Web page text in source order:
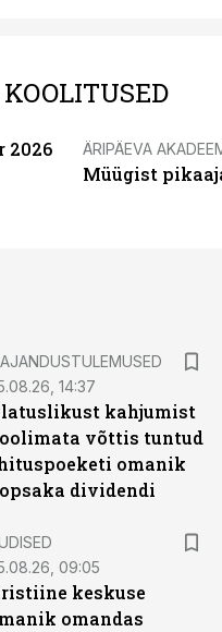
2026 ÄRIPÄEVA
Müügist
14:37
kahjumist
võttis tuntud
omanik
dividendi
09:05
keskuse
omandas